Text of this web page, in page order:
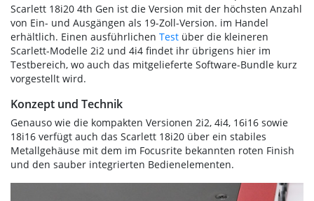
Scarlett 18i20 4th Gen ist die Version mit der höchsten Anzahl
von Ein- und Ausgängen als 19-Zoll-Version. im Handel
erhältlich. Einen ausführlichen Test über die kleineren
Scarlett-Modelle 2i2 und 4i4 findet ihr übrigens hier im
Testbereich, wo auch das mitgelieferte Software-Bundle kurz
vorgestellt wird.
Konzept und Technik
Genauso wie die kompakten Versionen 2i2, 4i4, 16i16 sowie
18i16 verfügt auch das Scarlett 18i20 über ein stabiles
Metallgehäuse mit dem im Focusrite bekannten roten Finish
und den sauber integrierten Bedienelementen.